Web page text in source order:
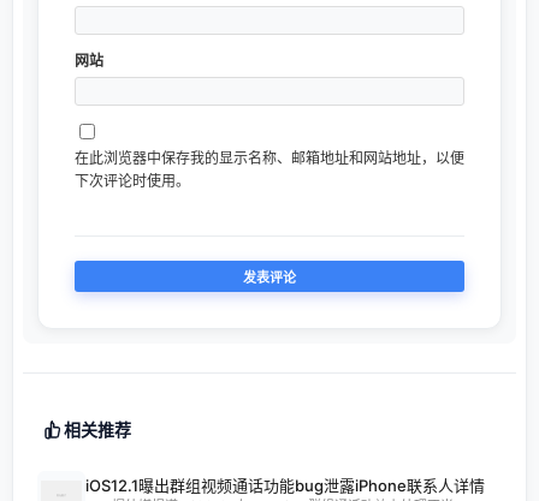
网站
在此浏览器中保存我的显示名称、邮箱地址和网站地址，以便
下次评论时使用。
相关推荐
iOS12.1曝出群组视频通话功能bug泄露iPhone联系人详情